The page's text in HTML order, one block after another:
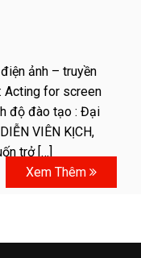
ảnh – truyền
Acting for screen
độ đào tạo : Đại
VIÊN KỊCH,
trở […]
Xem Thêm